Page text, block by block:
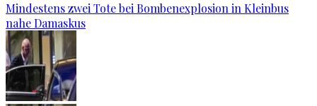
Mindestens zwei Tote bei Bombenexplosion in Kleinbus
nahe Damaskus